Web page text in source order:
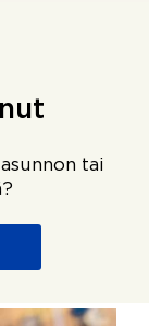
tai